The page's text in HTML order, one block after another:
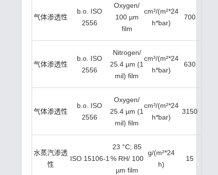
气体渗透性
b.o. ISO
2556
Oxygen/
100 µm
film
cm³/(m²*24
h*bar)
700
气体渗透性
b.o. ISO
2556
Nitrogen/
25.4 µm (1
mil) film
cm³/(m²*24
h*bar)
630
气体渗透性
b.o. ISO
2556
Oxygen/
25.4 µm (1
mil) film
cm³/(m²*24
h*bar)
3150
水蒸汽渗透
性
ISO 15106-1
23 °C; 85
% RH/ 100
µm film
g/(m²*24
h)
15